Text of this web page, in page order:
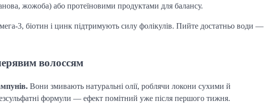
жожоба) або протеїновими продуктами для балансу.
3, біотин і цинк підтримують силу фолікулів. Пийте достатньо води —
волоссям
Вони змивають натуральні олії, роблячи локони сухими й
формули — ефект помітний уже після першого тижня.